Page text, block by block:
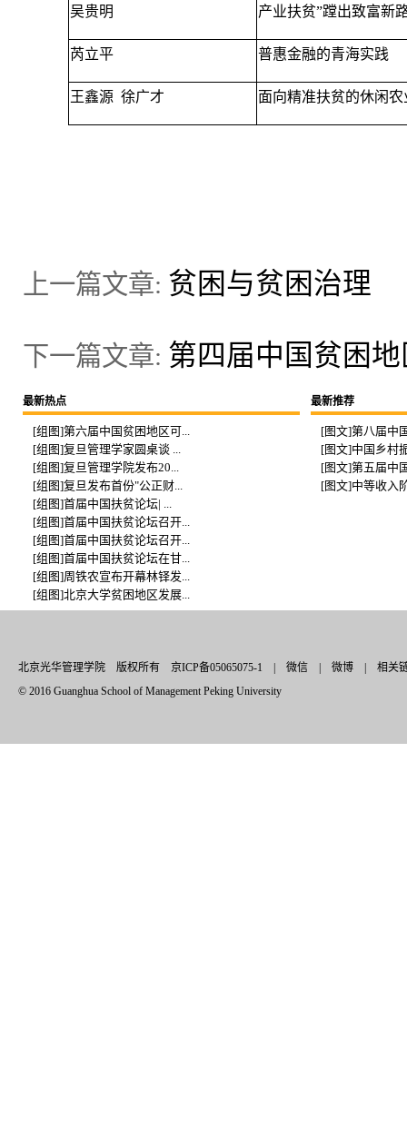
吴贵明 产业扶贫”蹚出致富新
芮立平 普惠金融的青海实践
王鑫源 徐广才 面向精准扶贫的休闲
上一篇文章: 贫困与贫困治理
下一篇文章: 第四届中国贫困
最新热点
[组图]第六届中国贫困地区可...
[组图]复旦管理学家圆桌谈 ...
[组图]复旦管理学院发布20...
[组图]复旦发布首份"公正财...
[组图]首届中国扶贫论坛| ...
[组图]首届中国扶贫论坛召开...
[组图]首届中国扶贫论坛召开...
[组图]首届中国扶贫论坛在甘...
[组图]周铁农宣布开幕林铎发...
[组图]北京大学贫困地区发展...
最新推荐
[图文]第八届中
[图文]中国乡村
[图文]第五届中
[图文]中等收入
北京光华管理学院 版权所有 京ICP备05065075-1 | 微信 | 微博 | 相关
© 2016 Guanghua School of Management Peking University